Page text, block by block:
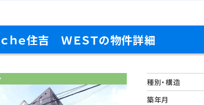
ｃｈｅ住吉 ＷＥＳＴの物件詳細
種別・構造
築年月